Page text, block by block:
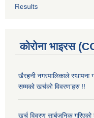
Results
कोरोना भाइरस
खैरहनी नगरपालिकाले स्थापना
सम्मको खर्चको विवरण'हरु !!
खर्च विवरण सार्बजनिक गरिएको